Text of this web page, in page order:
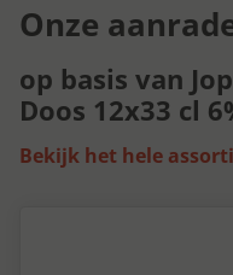
Onze
op basis van
Doos 12x33 cl
Bekijk het hele